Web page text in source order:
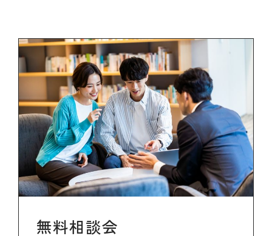
無料相談会